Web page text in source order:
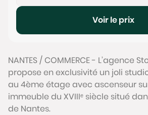
Voir le prix
NANTES / COMMERCE - L’agence
propose en exclusivité un joli
au 4ème étage avec ascenseur
immeuble du XVIIIᵉ siècle situé
de Nantes.